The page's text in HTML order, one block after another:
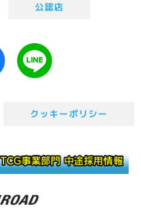
公認店
クッキーポリシー